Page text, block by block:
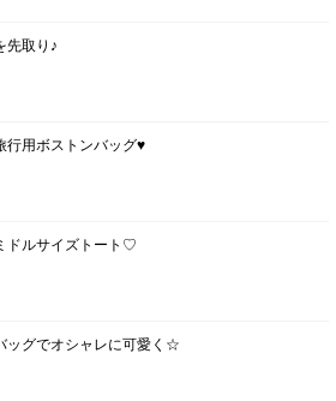
先取り♪
行用ボストンバッグ♥
ドルサイズトート♡
ッグでオシャレに可愛く☆